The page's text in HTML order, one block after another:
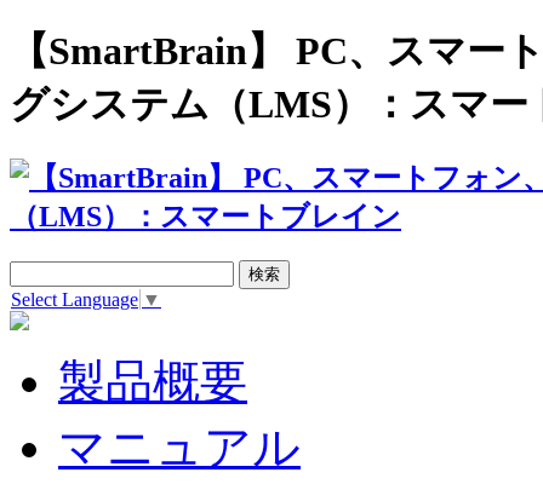
【SmartBrain】 PC、スマー
グシステム（LMS）：スマー
Select Language ▼
製品概要
マニュアル